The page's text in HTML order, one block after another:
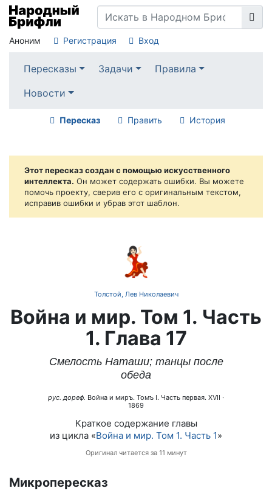
Аноним Регистрация Вход
Пересказы Задачи
Правила
Новости
Пересказ Править История
Этот пересказ создан с помощью искусственного
интеллекта. Он может содержать ошибки. Вы можете
помочь проекту, сверив его с оригинальным текстом,
исправив ошибки и убрав этот шаблон.
💃🏻
Толстой, Лев Николаевич
Война и мир. Том 1. Часть
1. Глава 17
Смелость Наташи; танцы после
обеда
рус. дореф. Война и миръ. Томъ I. Часть первая. XVII ·
1869
Краткое содержание главы
из цикла «Война и мир. Том 1. Часть 1»
Оригинал читается за 11 минут
Микропересказ